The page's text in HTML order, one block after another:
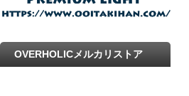
OVERHOLICメルカリストア